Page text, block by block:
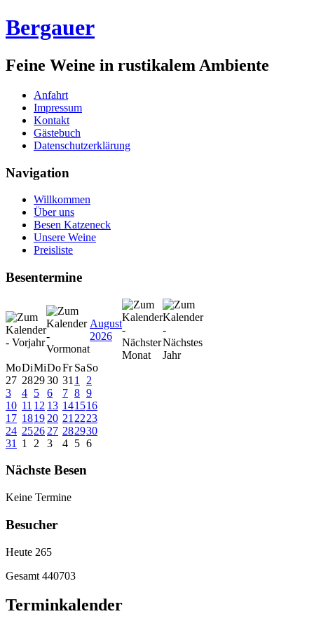
Bergauer
Feine Weine in rustikalem Ambiente
Anfahrt
Impressum
Kontakt
Gästebuch
Datenschutzerklärung
Navigation
Willkommen
Über uns
Besen Katzeneck
Unsere Weine
Preisliste
Besentermine
August
2026
MoDiMiDoFr SaSo
27 282930 31 1
2
3
4 5 6 7 8 9
10 11 12 13 141516
17 1819 20 21 2223
24 2526 27 282930
31
1 2 3 4 5 6
Nächste Besen
Keine Termine
Besucher
Heute 265
Gesamt 440703
Terminkalender